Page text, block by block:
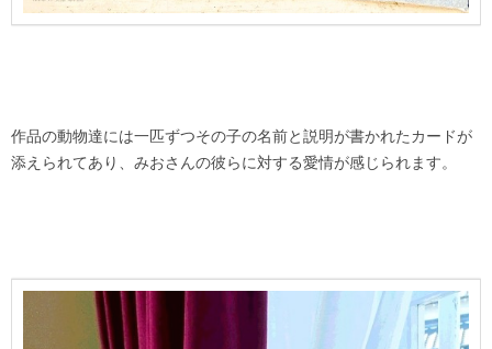
作品の動物達には一匹ずつその子の名前と説明が書かれたカードが
添えられてあり、みおさんの彼らに対する愛情が感じられます。